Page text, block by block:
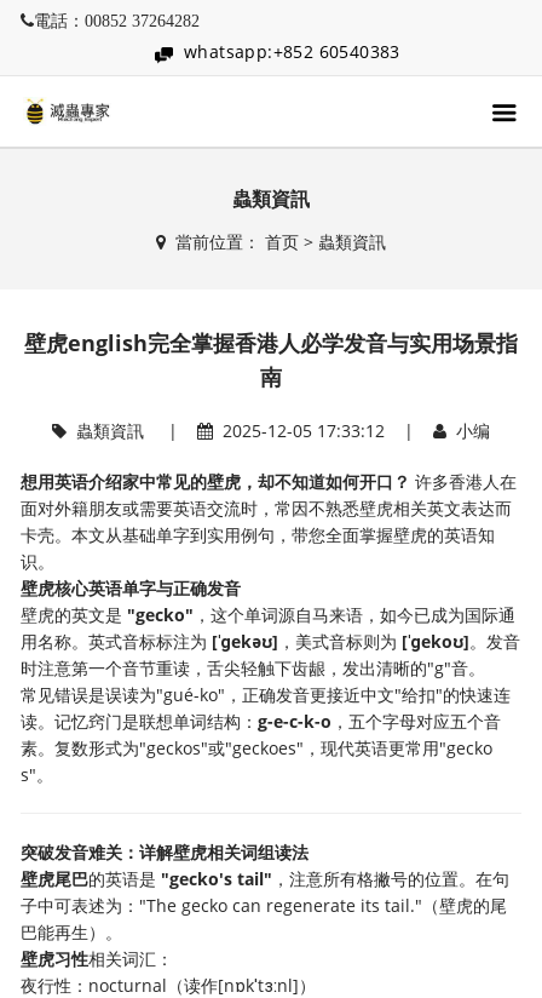
電話：00852 37264282
whatsapp:+852 60540383
蟲類資訊
當前位置： 首页> 蟲類資訊
壁虎english完全掌握香港人必学发音与实用场景指
南
蟲類資訊| 2025-12-05 17:33:12 | 小编
想用英语介绍家中常见的壁虎，却不知道如何开口？ ​ 许多香港人在
面对外籍朋友或需要英语交流时，常因不熟悉壁虎相关英文表达而
卡壳。本文从基础单字到实用例句，带您全面掌握壁虎的英语知
识。
壁虎核心英语单字与正确发音
壁虎的英文是 "gecko" ，这个单词源自马来语，如今已成为国际通
用名称。英式音标标注为 [ˈɡekəʊ] ，美式音标则为 [ˈɡekoʊ]。发音
时注意第一个音节重读，舌尖轻触下齿龈，发出清晰的"g"音。
常见错误是误读为"gué-ko"，正确发音更接近中文"给扣"的快速连
读。记忆窍门是联想单词结构：g-e-c-k-o ，五个字母对应五个音
素。复数形式为"geckos"或"geckoes"，现代英语更常用"gecko
s"。
突破发音难关：详解壁虎相关词组读法
壁虎尾巴的英语是 "gecko's tail" ，注意所有格撇号的位置。在句
子中可表述为："The gecko can regenerate its tail."（壁虎的尾
巴能再生）。
壁虎习性相关词汇：
夜行性：nocturnal（读作[nɒkˈtɜːnl]）